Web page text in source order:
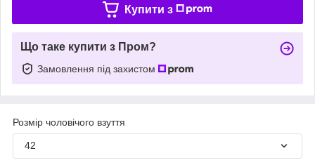
Купити з
Що таке купити з Пром?
Замовлення під захистом
Розмір чоловічого взуття
42